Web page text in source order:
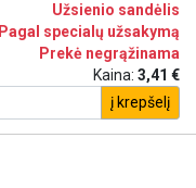
Užsienio sandėlis
Pagal specialų užsakymą
Prekė negrąžinama
Kaina: 3,41 €
į krepšelį